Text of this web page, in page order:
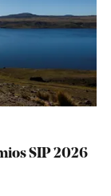
SIP 2026